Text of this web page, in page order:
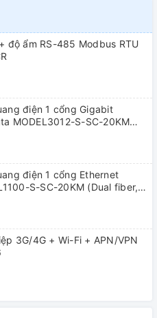
độ ẩm RS-485 Modbus RTU
điện 1 cổng Gigabit
MODEL3012-S-SC-20KM
điện 1 cổng Ethernet
S-SC-20KM (Dual fiber,
3G/4G + Wi-Fi + APN/VPN